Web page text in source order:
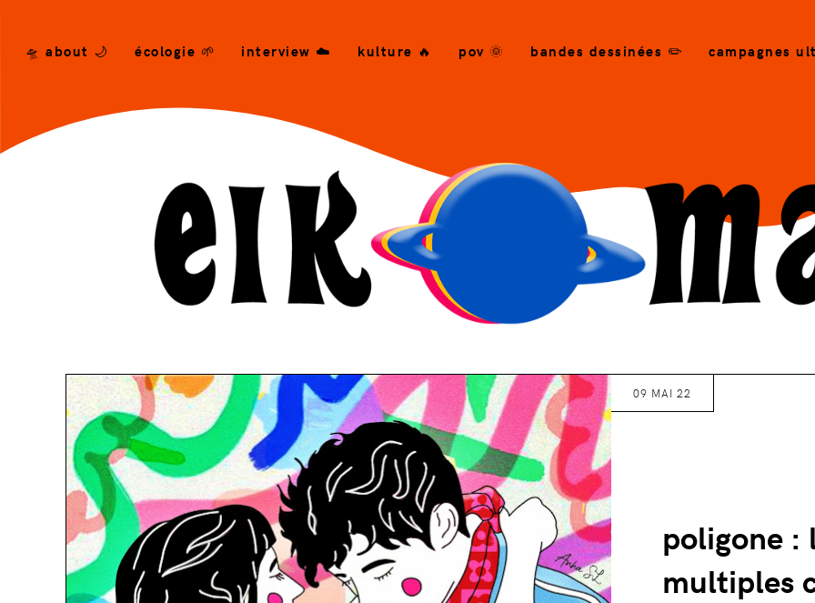
🛸 about 🌙 écologie 🌱 interview ☁️ kulture 🔥 pov 🌞 bandes dessinées ✏️ campagnes
09 MAI 22
poligone :
multiples